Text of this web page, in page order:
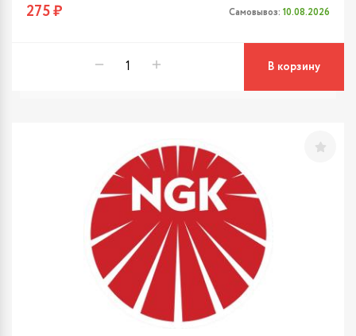
275 ₽ Самовывоз: 10.08.2026
В корзину